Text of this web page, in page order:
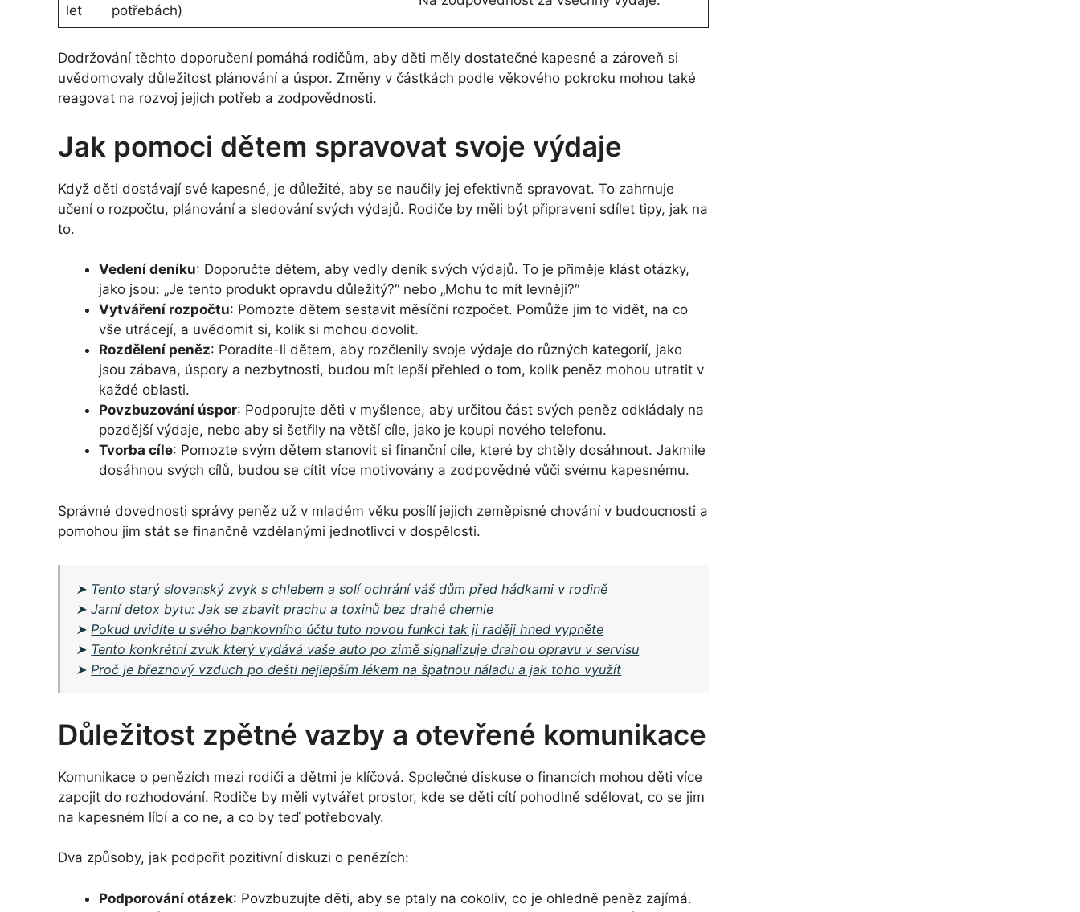
let
potřebách)
Dodržování těchto doporučení pomáhá rodičům, aby děti měly dostatečné kapesné a zároveň si
uvědomovaly důležitost plánování a úspor. Změny v částkách podle věkového pokroku mohou také
reagovat na rozvoj jejich potřeb a zodpovědnosti.
Jak pomoci dětem spravovat svoje výdaje
Když děti dostávají své kapesné, je důležité, aby se naučily jej efektivně spravovat. To zahrnuje
učení o rozpočtu, plánování a sledování svých výdajů. Rodiče by měli být připraveni sdílet tipy, jak na
to.
Vedení deníku: Doporučte dětem, aby vedly deník svých výdajů. To je přiměje klást otázky,
jako jsou: „Je tento produkt opravdu důležitý?“ nebo „Mohu to mít levněji?“
Vytváření rozpočtu: Pomozte dětem sestavit měsíční rozpočet. Pomůže jim to vidět, na co
vše utrácejí, a uvědomit si, kolik si mohou dovolit.
Rozdělení peněz: Poradíte-li dětem, aby rozčlenily svoje výdaje do různých kategorií, jako
jsou zábava, úspory a nezbytnosti, budou mít lepší přehled o tom, kolik peněz mohou utratit v
každé oblasti.
Povzbuzování úspor: Podporujte děti v myšlence, aby určitou část svých peněz odkládaly na
pozdější výdaje, nebo aby si šetřily na větší cíle, jako je koupi nového telefonu.
Tvorba cíle: Pomozte svým dětem stanovit si finanční cíle, které by chtěly dosáhnout. Jakmile
dosáhnou svých cílů, budou se cítit více motivovány a zodpovědné vůči svému kapesnému.
Správné dovednosti správy peněz už v mladém věku posílí jejich zeměpisné chování v budoucnosti a
pomohou jim stát se finančně vzdělanými jednotlivci v dospělosti.
➤ Tento starý slovanský zvyk s chlebem a solí ochrání váš dům před hádkami v rodině
➤Jarní detox bytu: Jak se zbavit prachu a toxinů bez drahé chemie
➤ Pokud uvidíte u svého bankovního účtu tuto novou funkci tak ji raději hned vypněte
➤ Tento konkrétní zvuk který vydává vaše auto po zimě signalizuje drahou opravu v servisu
➤ Proč je březnový vzduch po dešti nejlepším lékem na špatnou náladu a jak toho využít
Důležitost zpětné vazby a otevřené komunikace
Komunikace o penězích mezi rodiči a dětmi je klíčová. Společné diskuse o financích mohou děti více
zapojit do rozhodování. Rodiče by měli vytvářet prostor, kde se děti cítí pohodlně sdělovat, co se jim
na kapesném líbí a co ne, a co by teď potřebovaly.
Dva způsoby, jak podpořit pozitivní diskuzi o penězích:
Podporování otázek: Povzbuzujte děti, aby se ptaly na cokoliv, co je ohledně peněz zajímá.